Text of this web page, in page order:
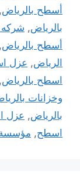
أسطح بالرياض,
بالرياض, شركه
أسطح بالرياض,
الرياض, عزل
اسطح بالرياض,
وخزانات
بالرياض, عزل
اسطح, مؤسسة